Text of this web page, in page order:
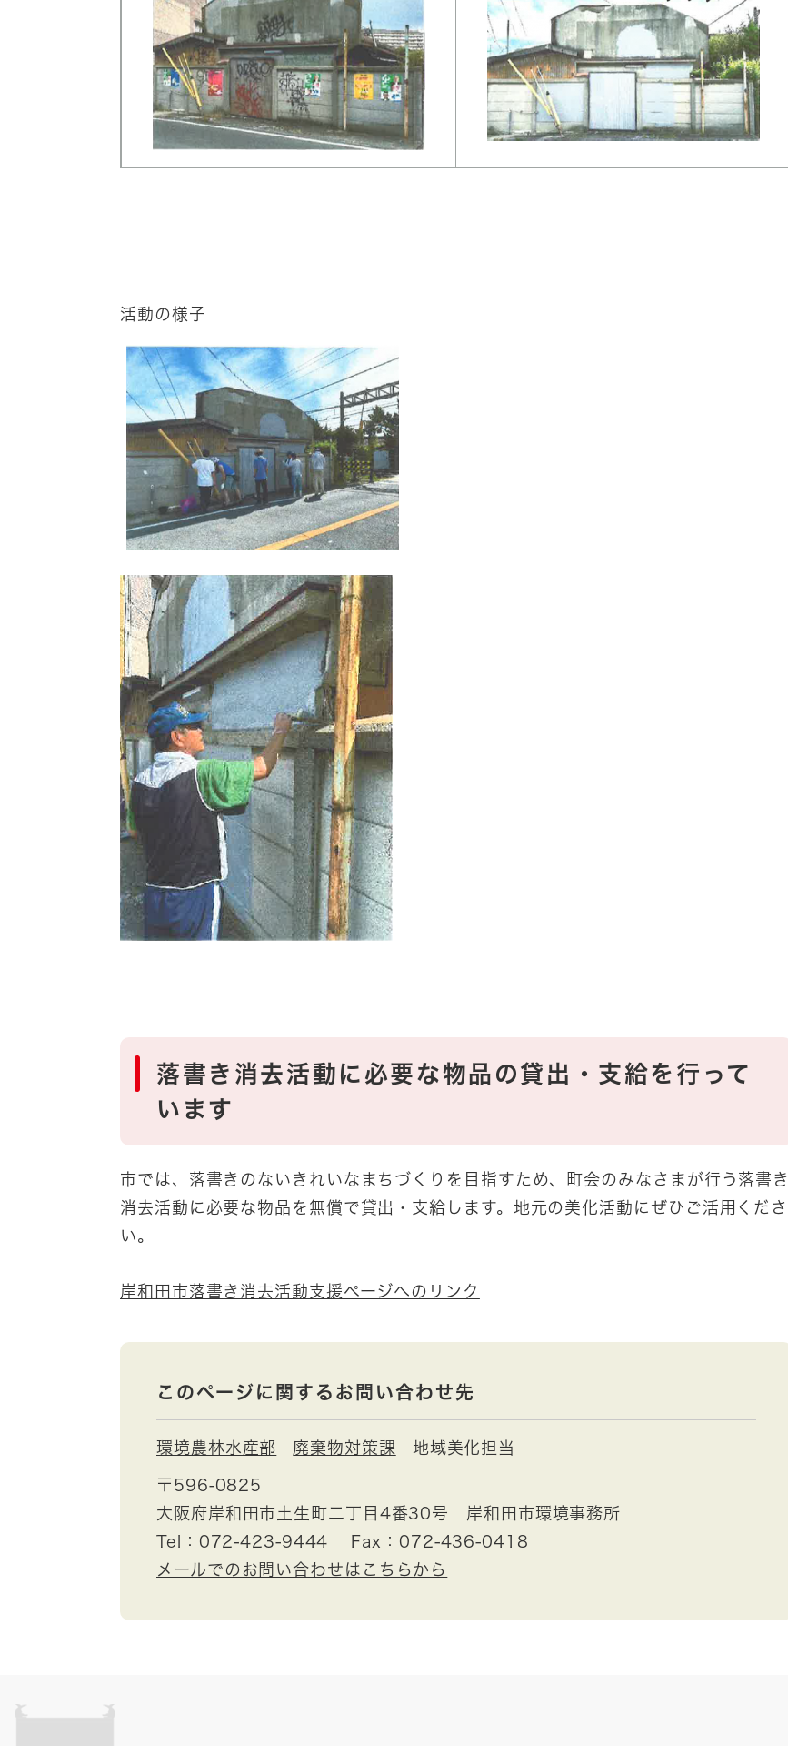
活動の様子
落書き消去活動に必要な物品の貸出・支給を行って
います
市では、落書きのないきれいなまちづくりを目指すため、町会のみなさまが行う落書き
消去活動に必要な物品を無償で貸出・支給します。地元の美化活動にぜひご活用くださ
い。
岸和田市落書き消去活動支援ページへのリンク
このページに関するお問い合わせ先
環境農林水産部 廃棄物対策課 地域美化担当
〒596-0825
大阪府岸和田市土生町二丁目4番30号 岸和田市環境事務所
Tel：072-423-9444
Fax：072-436-0418
メールでのお問い合わせはこちらから